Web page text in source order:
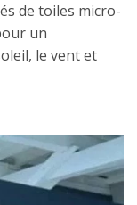
de toiles micro-
un
le vent et